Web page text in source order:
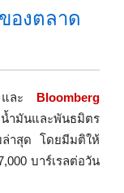
องตลาด
ละ Bloomberg
ำมันและพันธมิตร
ล่าสุด โดยมีมติให้
บาร์เรลต่อวัน